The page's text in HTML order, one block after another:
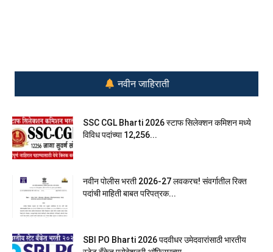
नवीन जाहिराती
SSC CGL Bharti 2026 स्टाफ सिलेक्शन कमिशन मध्ये
विविध पदांच्या 12,256...
नवीन पोलीस भरती 2026-27 लवकरच! संवर्गातील रिक्त
पदांची माहिती बाबत परिपत्रक...
SBI PO Bharti 2026 पदवीधर उमेदवारांसाठी भारतीय